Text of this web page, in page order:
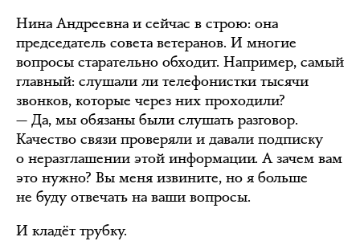
Нина Андреевна и сейчас в строю: она
председатель совета ветеранов. И многие
вопросы старательно обходит. Например, самый
главный: слушали ли телефонистки тысячи
звонков, которые через них проходили?
— Да, мы обязаны были слушать разговор.
Качество связи проверяли и давали подписку
о неразглашении этой информации. А зачем вам
это нужно? Вы меня извините, но я больше
не буду отвечать на ваши вопросы.
И кладёт трубку.